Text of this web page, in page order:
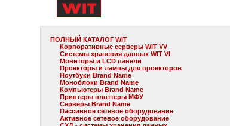
ПОЛНЫЙ КАТАЛОГ WIT
Корпоративные серверы WIT VV
Системы хранения данных WIT VI
Мониторы и LCD панели
Проекторы и лампы для проекторов
Ноутбуки Brand Name
Моноблоки Brand Name
Компьютеры Brand Name
Принтеры плоттеры МФУ
Серверы Brand Name
Пассивное сетевое оборудование
Активное сетевое оборудование